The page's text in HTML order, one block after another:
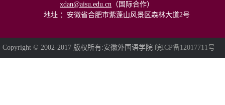
xdan@aisu.edu.cn （国际合作）
地址 ：安徽省合肥市紫蓬山风景区森林大道2号
Copyright © 2002-2017 版权所有:安徽外国语学院 皖ICP备12017711号